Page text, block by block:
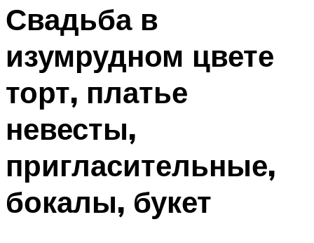
Свадьба в
изумрудном цвете
торт, платье
невесты,
пригласительные,
бокалы, букет